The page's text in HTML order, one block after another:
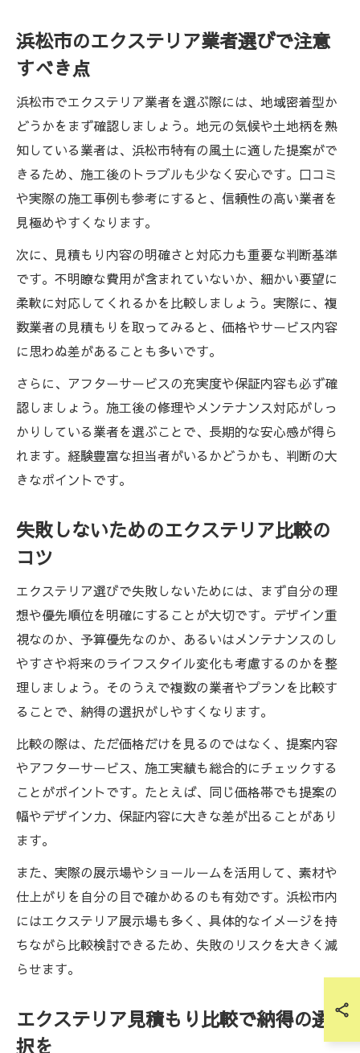
浜松市のエクステリア業者選びで注意
すべき点
浜松市でエクステリア業者を選ぶ際には、地域密着型か
どうかをまず確認しましょう。地元の気候や土地柄を熟
知している業者は、浜松市特有の風土に適した提案がで
きるため、施工後のトラブルも少なく安心です。口コミ
や実際の施工事例も参考にすると、信頼性の高い業者を
見極めやすくなります。
次に、見積もり内容の明確さと対応力も重要な判断基準
です。不明瞭な費用が含まれていないか、細かい要望に
柔軟に対応してくれるかを比較しましょう。実際に、複
数業者の見積もりを取ってみると、価格やサービス内容
に思わぬ差があることも多いです。
さらに、アフターサービスの充実度や保証内容も必ず確
認しましょう。施工後の修理やメンテナンス対応がしっ
かりしている業者を選ぶことで、長期的な安心感が得ら
れます。経験豊富な担当者がいるかどうかも、判断の大
きなポイントです。
失敗しないためのエクステリア比較の
コツ
エクステリア選びで失敗しないためには、まず自分の理
想や優先順位を明確にすることが大切です。デザイン重
視なのか、予算優先なのか、あるいはメンテナンスのし
やすさや将来のライフスタイル変化も考慮するのかを整
理しましょう。そのうえで複数の業者やプランを比較す
ることで、納得の選択がしやすくなります。
比較の際は、ただ価格だけを見るのではなく、提案内容
やアフターサービス、施工実績も総合的にチェックする
ことがポイントです。たとえば、同じ価格帯でも提案の
幅やデザイン力、保証内容に大きな差が出ることがあり
ます。
また、実際の展示場やショールームを活用して、素材や
仕上がりを自分の目で確かめるのも有効です。浜松市内
にはエクステリア展示場も多く、具体的なイメージを持
ちながら比較検討できるため、失敗のリスクを大きく減
らせます。
エクステリア見積もり比較で納得の選
択を